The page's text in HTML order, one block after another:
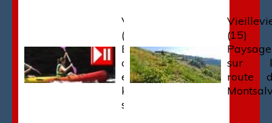
Vieillevie
(15) -
Base de
canoës
et
kayaks
sur le Lot
(15)
Paysage
sur
route